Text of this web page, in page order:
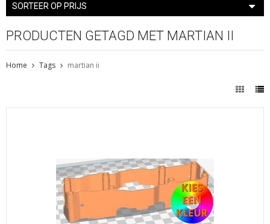
SORTEER OP PRIJS
PRODUCTEN GETAGD MET MARTIAN II
Home Tags martian ii